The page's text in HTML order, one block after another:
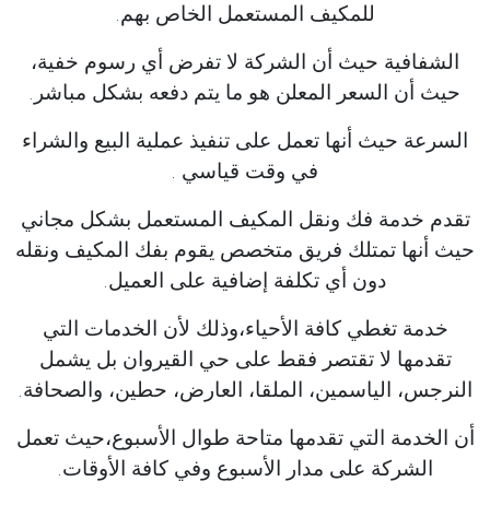
للمكيف المستعمل الخاص بهم.
الشفافية حيث أن الشركة لا تفرض أي رسوم خفية،
حيث أن السعر المعلن هو ما يتم دفعه بشكل مباشر.
السرعة حيث أنها تعمل على تنفيذ عملية البيع والشراء
في وقت قياسي .
تقدم خدمة فك ونقل المكيف المستعمل بشكل مجاني
حيث أنها تمتلك فريق متخصص يقوم بفك المكيف ونقله
دون أي تكلفة إضافية على العميل.
خدمة تغطي كافة الأحياء،وذلك لأن الخدمات التي
تقدمها لا تقتصر فقط على حي القيروان بل يشمل
النرجس، الياسمين، الملقا، العارض، حطين، والصحافة.
أن الخدمة التي تقدمها متاحة طوال الأسبوع،حيث تعمل
الشركة على مدار الأسبوع وفي كافة الأوقات.